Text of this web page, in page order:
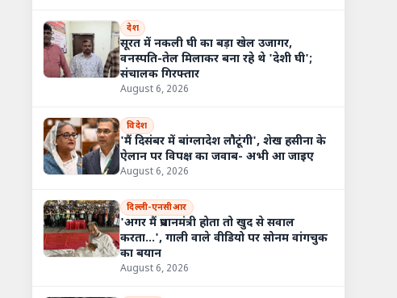
देश
सूरत में नकली घी का बड़ा खेल उजागर,
वनस्पति-तेल मिलाकर बना रहे थे 'देशी घी';
संचालक गिरफ्तार
August 6, 2026
विदेश
'मैं दिसंबर में बांग्लादेश लौटूंगी', शेख हसीना के
ऐलान पर विपक्ष का जवाब- अभी आ जाइए
August 6, 2026
दिल्ली-एनसीआर
'अगर मैं प्रधानमंत्री होता तो खुद से सवाल
करता...', गाली वाले वीडियो पर सोनम वांगचुक
का बयान
August 6, 2026